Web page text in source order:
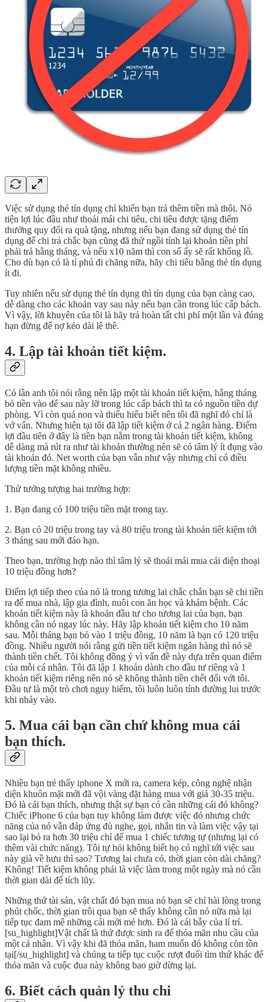
Việc sử dụng thẻ tín dụng chỉ khiến bạn trả thêm tiền mà thôi. Nó
tiện lợi lúc đầu như thoải mái chi tiêu, chi tiêu được tặng điểm
thưởng quy đổi ra quà tặng, nhưng nếu bạn đang sử dụng thẻ tín
dụng để chi trả chắc bạn cũng đã thử ngồi tính lại khoản tiền phí
phải trả hằng tháng, và nếu x10 năm thì con số ấy sẽ rất khổng lồ.
Cho dù bạn có là tỉ phú đi chăng nữa, hãy chi tiêu bằng thẻ tín dụng
ít đi.
Tuy nhiên nếu sử dụng thẻ tín dụng thì tín dụng của bạn càng cao,
dễ dàng cho các khoản vay sau này nếu bạn cần trong lúc cấp bách.
Vì vậy, lời khuyên của tôi là hãy trả hoàn tất chi phí một lần và đúng
hạn đừng để nợ kéo dài lê thê.
4. Lập tài khoản tiết kiệm.
Có lần anh tôi nói rằng nên lập một tài khoản tiết kiệm, hằng tháng
bỏ tiền vào để sau này lỡ trong lúc cấp bách thì ta có nguồn tiền dự
phòng. Vì còn quá non và thiếu hiểu biết nên tôi đã nghĩ đó chỉ là
vớ vẩn. Nhưng hiện tại tôi đã lập tiết kiệm ở cả 2 ngân hàng. Điểm
lợi đầu tiên ở đây là tiền bạn nằm trong tài khoản tiết kiệm, không
dễ dàng mà rút ra như tài khoản thường nên sẽ có tâm lý ít đụng vào
tài khoản đó. Net worth của bạn vẫn như vậy nhưng chỉ có điều
lượng tiền mặt không nhiều.
Thử tưởng tượng hai trường hợp:
1. Bạn đang có 100 triệu tiền mặt trong tay.
2. Bạn có 20 triệu trong tay và 80 triệu trong tài khoản tiết kiệm tới
3 tháng sau mới đáo hạn.
Theo bạn, trường hợp nào thì tâm lý sẽ thoải mái mua cái điện thoại
10 triệu đồng hơn?
Điểm lợi tiếp theo của nó là trong tương lai chắc chắn bạn sẽ chi tiền
ra để mua nhà, lập gia đình, nuôi con ăn học và khám bệnh. Các
khoản tiết kiệm này là khoản đầu tư cho tương lai của bạn, bạn
không cần nó ngay lúc này. Hãy lập khoản tiết kiệm cho 10 năm
sau. Mỗi tháng bạn bỏ vào 1 triệu đồng, 10 năm là bạn có 120 triệu
đồng. Nhiều người nói rằng gửi tiền tiết kiệm ngân hàng thì nó sẽ
thành tiền chết. Tôi không đồng ý vì vấn đề này dựa trên quan điểm
của mỗi cá nhân. Tôi đã lập 1 khoản dành cho đầu tư riêng và 1
khoản tiết kiệm riêng nên nó sẽ không thành tiền chết đối với tôi.
Đầu tư là một trò chơi nguy hiểm, tôi luôn luôn tính đường lui trước
khi nhảy vào.
5. Mua cái bạn cần chứ không mua cái
bạn thích.
Nhiều bạn trẻ thấy iphone X mới ra, camera kép, công nghệ nhận
diện khuôn mặt mới đã vội vàng đặt hàng mua với giá 30-35 triệu.
Đó là cái bạn thích, nhưng thật sự bạn có cần những cái đó không?
Chiếc iPhone 6 của bạn tuy không làm được việc đó nhưng chức
năng của nó vẫn đáp ứng đủ nghe, gọi, nhắn tin và làm việc vậy tại
sao lại bỏ ra hơn 30 triệu chỉ để mua 1 chiếc tương tự (nhưng lại có
thêm vài chức năng). Tôi tự hỏi không biết họ có nghĩ tới việc sau
này già về hưu thì sao? Tương lai chưa có, thời gian còn dài chăng?
Không! Tiết kiệm không phải là việc làm trong một ngày mà nó cần
thời gian dài để tích lũy.
Những thứ tài sản, vật chất đó bạn mua nó bạn sẽ chỉ hài lòng trong
phút chốc, thời gian trôi qua bạn sẽ thấy không cần nó nữa mà lại
tiếp tục đam mê những cái mới mẻ hơn. Đó là cái bẫy của lí trí.
[su_highlight]Vật chất là thứ được sinh ra để thỏa mãn nhu cầu của
một cá nhân. Vì vậy khi đã thỏa mãn, ham muốn đó không còn tồn
tại[/su_highlight] và chúng ta tiếp tục cuộc rượt đuổi tìm thứ khác để
thỏa mãn và cuộc đua này không bao giờ dừng lại.
6. Biết cách quản lý thu chi